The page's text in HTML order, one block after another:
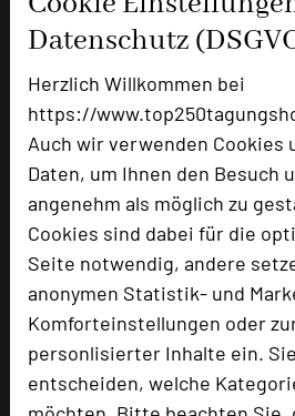
Datenschutz
Herzlich Willkommen bei
https://
Auch wir verwenden Cookies
Daten, um Ihnen den Besuch
angenehm als möglich zu
Cookies sind dabei für die
Seite notwendig, andere
anonymen Statistik- und
Komforteinstellungen oder
personlisierter Inhalte ein.
entscheiden, welche
Hotel am Schlosspark
Lindenauallee 20
99867 Gotha
phone +49 3621 442-0
mail Email
language Homepage
zur Tagungsanfrage